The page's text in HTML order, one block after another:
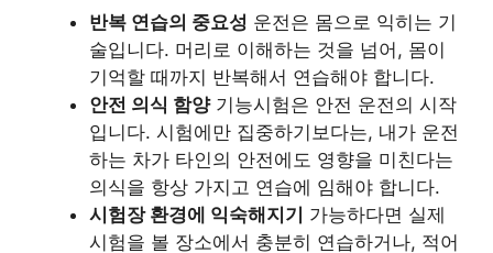
반복 연습의 중요성 운전은 몸으로 익히는 기
술입니다. 머리로 이해하는 것을 넘어, 몸이
기억할 때까지 반복해서 연습해야 합니다.
안전 의식 함양기능시험은 안전 운전의 시작
입니다. 시험에만 집중하기보다는, 내가 운전
하는 차가 타인의 안전에도 영향을 미친다는
의식을 항상 가지고 연습에 임해야 합니다.
시험장 환경에 익숙해지기
가능하다면 실제
시험을 볼 장소에서 충분히 연습하거나, 적어